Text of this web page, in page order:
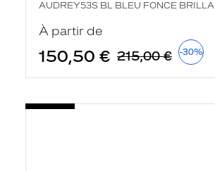
AUDREY53S BL BLEU FONCE BRILLA
À partir de
150,50 € 215,00 € -30%